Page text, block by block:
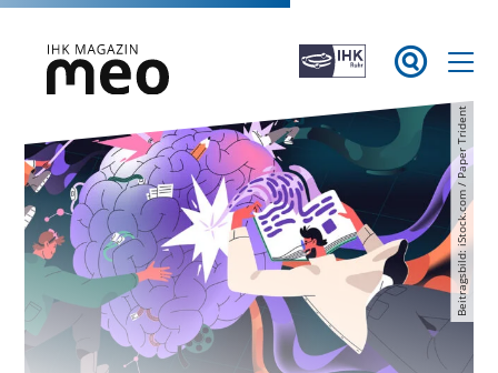

IHK Magazin meo Beitragsbild: iStock.com / Paper Trident